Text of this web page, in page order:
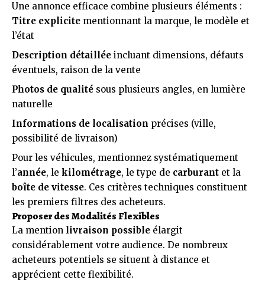
Une annonce efficace combine plusieurs éléments :
Titre explicite mentionnant la marque, le modèle et
l’état
Description détaillée incluant dimensions, défauts
éventuels, raison de la vente
Photos de qualité sous plusieurs angles, en lumière
naturelle
Informations de localisation précises (ville,
possibilité de livraison)
Pour les véhicules, mentionnez systématiquement
l’année, le kilométrage, le type de carburant et la
boîte de vitesse. Ces critères techniques constituent
les premiers filtres des acheteurs.
Proposer des Modalités Flexibles
La mention livraison possible élargit
considérablement votre audience. De nombreux
acheteurs potentiels se situent à distance et
apprécient cette flexibilité.